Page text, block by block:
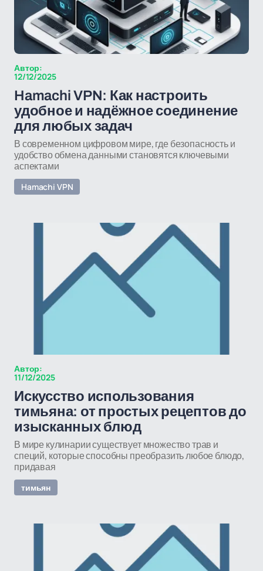
Автор:
12/12/2025
Hamachi VPN: Как настроить
удобное и надёжное соединение
для любых задач
В современном цифровом мире, где безопасность и
удобство обмена данными становятся ключевыми
аспектами
Hamachi VPN
Автор:
11/12/2025
Искусство использования
тимьяна: от простых рецептов до
изысканных блюд
В мире кулинарии существует множество трав и
специй, которые способны преобразить любое блюдо,
придавая
тимьян